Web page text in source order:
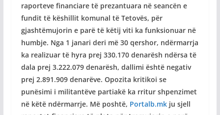
raporteve financiare të prezantuara në seancën e
fundit të këshillit komunal të Tetovës, për
gjashtëmujorin e parë të këtij viti ka funksionuar në
humbje. Nga 1 janari deri më 30 qershor, ndërmarrja
ka realizuar të hyra prej 330.170 denarësh ndërsa të
dala prej 3.222.079 denarësh, dallimi është negativ
prej 2.891.909 denarëve. Opozita kritikoi se
punësimi i militantëve partiakë ka rritur shpenzimet
në këtë ndërmarrje. Më poshtë, Portalb.mkju sjell